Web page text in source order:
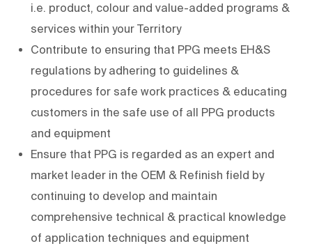
i.e. product, colour and value-added programs &
services within your Territory
Contribute to ensuring that PPG meets EH&S
regulations by adhering to guidelines &
procedures for safe work practices & educating
customers in the safe use of all PPG products
and equipment
Ensure that PPG is regarded as an expert and
market leader in the OEM & Refinish field by
continuing to develop and maintain
comprehensive technical & practical knowledge
of application techniques and equipment